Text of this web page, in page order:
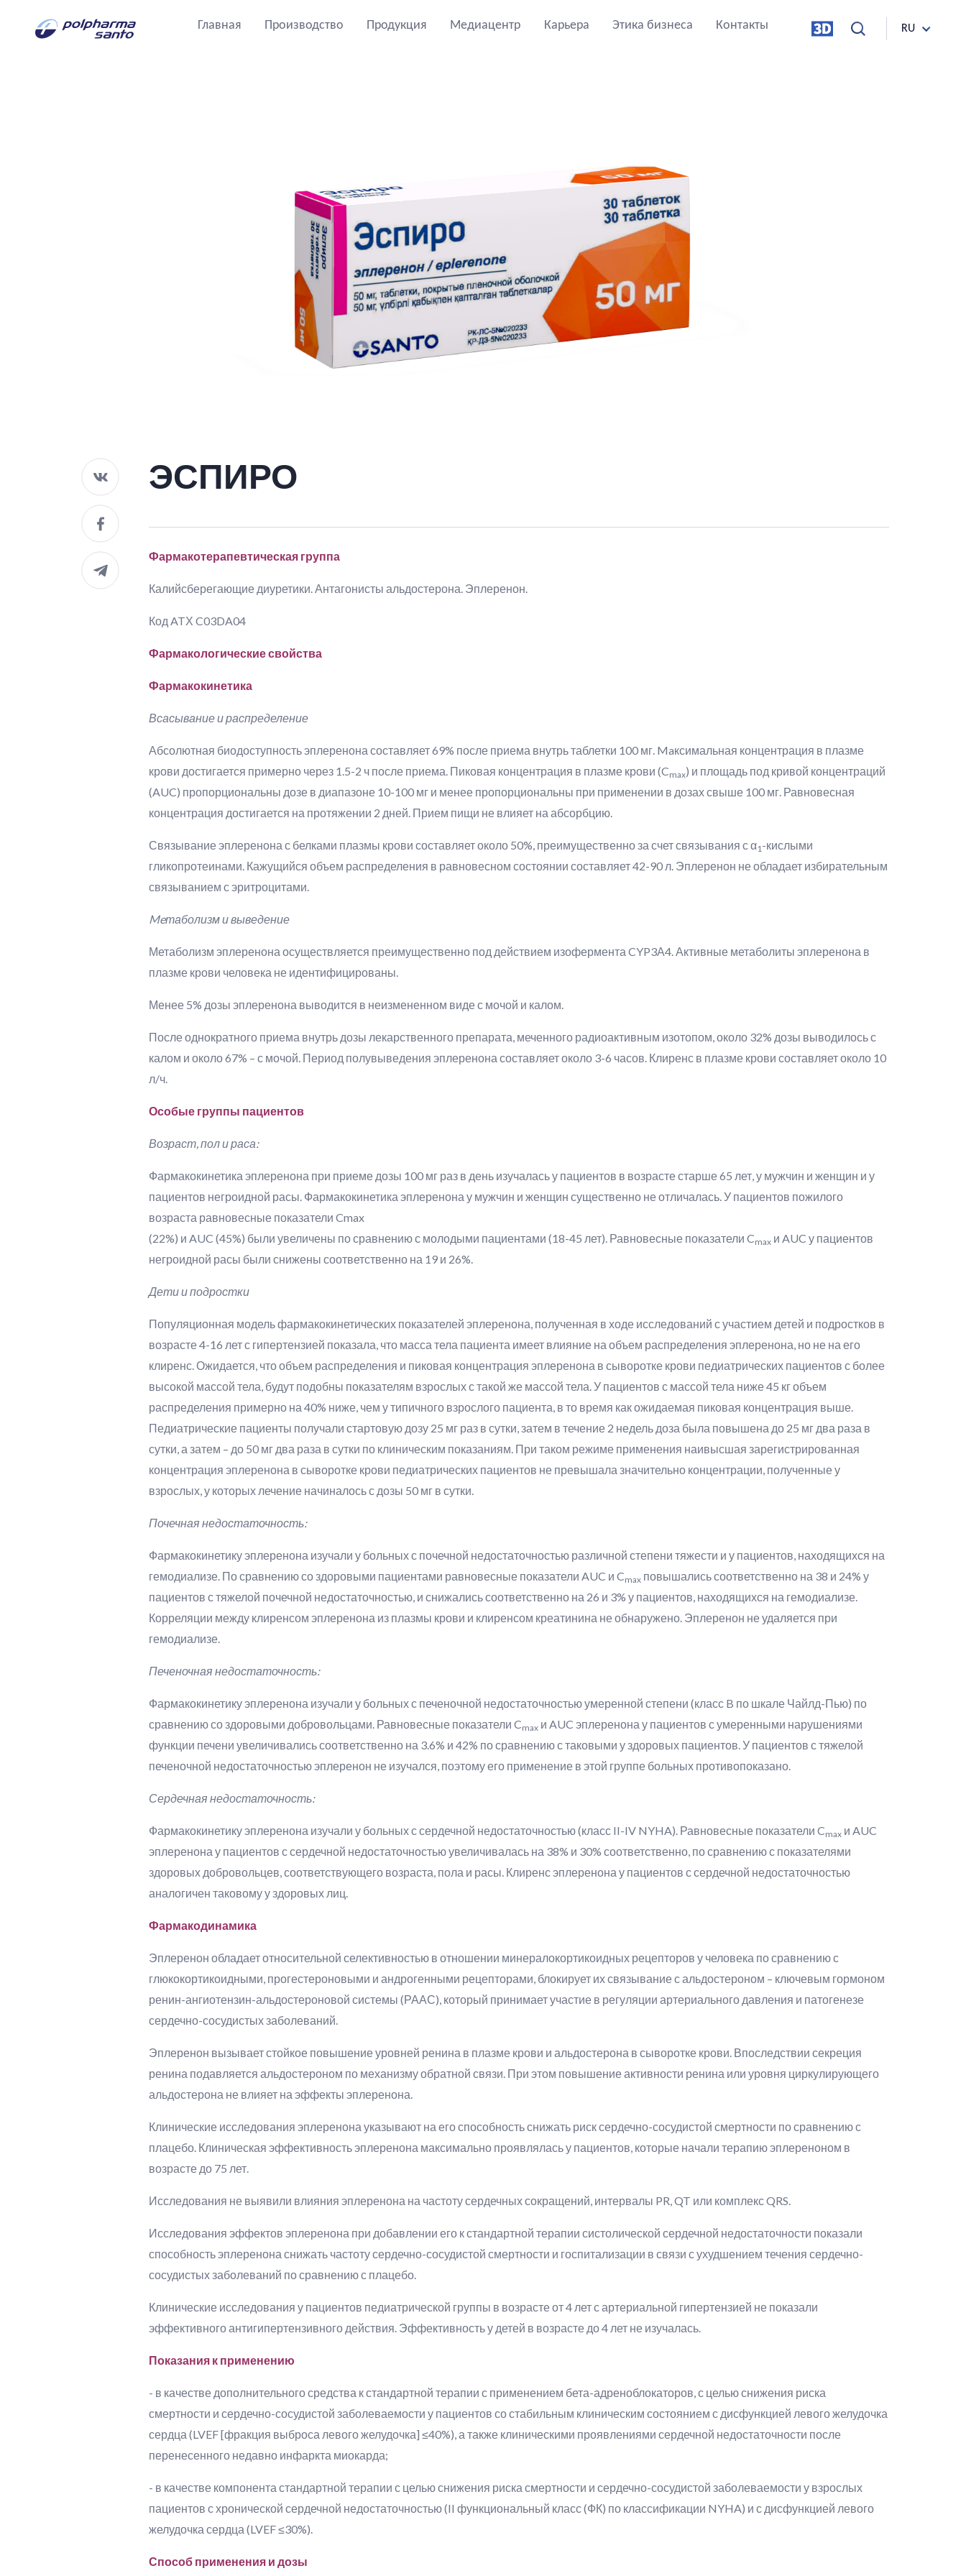
Главная Производство Продукция Медиацентр Карьера Этика бизнеса Контакты RU
ЭСПИРО
Фармакотерапевтическая группа
Калийсберегающие диуретики. Антагонисты альдостерона. Эплеренон.
Код ATХ C03DA04
Фармакологические свойства
Фармакокинетика
Всасывание и распределение
Абсолютная биодоступность эплеренона составляет 69% после приема внутрь таблетки 100 мг. Maксимальная концентрация в плазме
крови достигается примерно через 1.5-2 ч после приема. Пиковая концентрация в плазме крови (Cmax) и площадь под кривой концентраций
(AUC) пропорциональны дозе в диапазоне 10-100 мг и менее пропорциональны при применении в дозах свыше 100 мг. Равновесная
концентрация достигается на протяжении 2 дней. Прием пищи не влияет на абсорбцию.
Связывание эплеренона с белками плазмы крови составляет около 50%, преимущественно за счет связывания с α1-кислыми
гликопротеинами. Кажущийся объем распределения в равновесном состоянии составляет 42-90 л. Эплеренон не обладает избирательным
связыванием с эритроцитами.
Meтаболизм и выведение
Метаболизм эплеренона осуществляется преимущественно под действием изофермента CYP3А4. Активные метаболиты эплеренона в
плазме крови человека не идентифицированы.
Менее 5% дозы эплеренона выводится в неизмененном виде с мочой и калом.
После однократного приема внутрь дозы лекарственного препарата, меченного радиоактивным изотопом, около 32% дозы выводилось с
калом и около 67% – с мочой. Период полувыведения эплеренона составляет около 3-6 часов. Клиренс в плазме крови составляет около 10
л/ч.
Особые группы пациентов
Возраст, пол и раса:
Фармакокинетика эплеренона при приеме дозы 100 мг раз в день изучалась у пациентов в возрасте старше 65 лет, у мужчин и женщин и у
пациентов негроидной расы. Фармакокинетика эплеренона у мужчин и женщин существенно не отличалась. У пациентов пожилого
возраста равновесные показатели Cmax
(22%) и AUC (45%) были увеличены по сравнению с молодыми пациентами (18-45 лет). Равновесные показатели Cmax и AUC у пациентов
негроидной расы были снижены соответственно на 19 и 26%.
Дети и подростки
Популяционная модель фармакокинетических показателей эплеренона, полученная в ходе исследований с участием детей и подростков в
возрасте 4-16 лет с гипертензией показала, что масса тела пациента имеет влияние на объем распределения эплеренона, но не на его
клиренс. Ожидается, что объем распределения и пиковая концентрация эплеренона в сыворотке крови педиатрических пациентов с более
высокой массой тела, будут подобны показателям взрослых с такой же массой тела. У пациентов с массой тела ниже 45 кг объем
распределения примерно на 40% ниже, чем у типичного взрослого пациента, в то время как ожидаемая пиковая концентрация выше.
Педиатрические пациенты получали стартовую дозу 25 мг раз в сутки, затем в течение 2 недель доза была повышена до 25 мг два раза в
сутки, а затем – до 50 мг два раза в сутки по клиническим показаниям. При таком режиме применения наивысшая зарегистрированная
концентрация эплеренона в сыворотке крови педиатрических пациентов не превышала значительно концентрации, полученные у
взрослых, у которых лечение начиналось с дозы 50 мг в сутки.
Почечная недостаточность:
Фармакокинетику эплеренона изучали у больных с почечной недостаточностью различной степени тяжести и у пациентов, находящихся на
гемодиализе. По сравнению со здоровыми пациентами равновесные показатели AUC и Cmax повышались соответственно на 38 и 24% у
пациентов с тяжелой почечной недостаточностью, и снижались соответственно на 26 и 3% у пациентов, находящихся на гемодиализе.
Корреляции между клиренсом эплеренона из плазмы крови и клиренсом креатинина не обнаружено. Эплеренон не удаляется при
гемодиализе.
Печеночная недостаточность:
Фармакокинетику эплеренона изучали у больных с печеночной недостаточностью умеренной степени (класс B по шкале Чайлд-Пью) по
сравнению со здоровыми добровольцами. Равновесные показатели Cmax и AUC эплеренона у пациентов с умеренными нарушениями
функции печени увеличивались соответственно на 3.6% и 42% по сравнению с таковыми у здоровых пациентов. У пациентов с тяжелой
печеночной недостаточностью эплеренон не изучался, поэтому его применение в этой группе больных противопоказано.
Сердечная недостаточность:
Фармакокинетику эплеренона изучали у больных с сердечной недостаточностью (класс II-IV NYHA). Равновесные показатели Cmax и AUC
эплеренона у пациентов с сердечной недостаточностью увеличивалась на 38% и 30% соответственно, по сравнению с показателями
здоровых добровольцев, соответствующего возраста, пола и расы. Клиренс эплеренона у пациентов с сердечной недостаточностью
аналогичен таковому у здоровых лиц.
Фармакодинамика
Эплеренон обладает относительной селективностью в отношении минералокортикоидных рецепторов у человека по сравнению с
глюкокортикоидными, прогестероновыми и андрогенными рецепторами, блокирует их связывание с альдостероном – ключевым гормоном
ренин-ангиотензин-альдостероновой системы (РААС), который принимает участие в регуляции артериального давления и патогенезе
сердечно-сосудистых заболеваний.
Эплеренон вызывает стойкое повышение уровней ренина в плазме крови и альдостерона в сыворотке крови. Впоследствии секреция
ренина подавляется альдостероном по механизму обратной связи. При этом повышение активности ренина или уровня циркулирующего
альдостерона не влияет на эффекты эплеренона.
Клинические исследования эплеренона указывают на его способность снижать риск сердечно-сосудистой смертности по сравнению с
плацебо. Клиническая эффективность эплеренона максимально проявлялась у пациентов, которые начали терапию эплереноном в
возрасте до 75 лет.
Исследования не выявили влияния эплеренона на частоту сердечных сокращений, интервалы PR, QT или комплекс QRS.
Исследования эффектов эплеренона при добавлении его к стандартной терапии систолической сердечной недостаточности показали
способность эплеренона снижать частоту сердечно-сосудистой смертности и госпитализации в связи с ухудшением течения сердечно-
сосудистых заболеваний по сравнению с плацебо.
Клинические исследования у пациентов педиатрической группы в возрасте от 4 лет с артериальной гипертензией не показали
эффективного антигипертензивного действия. Эффективность у детей в возрасте до 4 лет не изучалась.
Показания к применению
- в качестве дополнительного средства к стандартной терапии с применением бета-адреноблокаторов, с целью снижения риска
смертности и сердечно-сосудистой заболеваемости у пациентов со стабильным клиническим состоянием с дисфункцией левого желудочка
сердца (LVEF [фракция выброса левого желудочка] ≤40%), а также клиническими проявлениями сердечной недостаточности после
перенесенного недавно инфаркта миокарда;
- в качестве компонента стандартной терапии с целью снижения риска смертности и сердечно-сосудистой заболеваемости у взрослых
пациентов с хронической сердечной недостаточностью (II функциональный класс (ФК) по классификации NYHA) и с дисфункцией левого
желудочка сердца (LVEF ≤30%).
Способ применения и дозы